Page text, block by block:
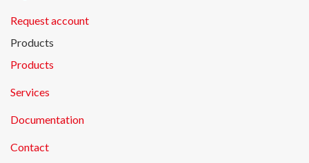
Request account
Products
Products
Services
Documentation
Contact